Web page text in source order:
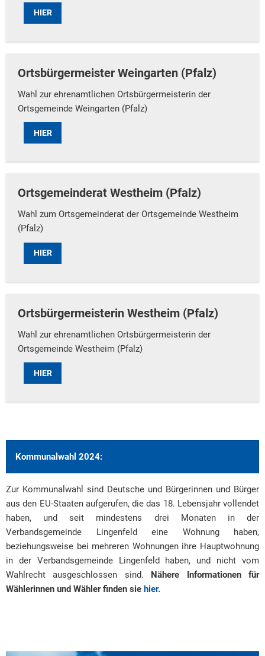
HIER
Ortsbürgermeister Weingarten (Pfalz)
Wahl zur ehrenamtlichen Ortsbürgermeisterin der
Ortsgemeinde Weingarten (Pfalz)
HIER
Ortsgemeinderat Westheim (Pfalz)
Wahl zum Ortsgemeinderat der Ortsgemeinde Westheim
(Pfalz)
HIER
Ortsbürgermeisterin Westheim (Pfalz)
Wahl zur ehrenamtlichen Ortsbürgermeisterin der
Ortsgemeinde Westheim (Pfalz)
HIER
Kommunalwahl 2024:
Zur Kommunalwahl sind Deutsche und Bürgerinnen und Bürger
aus den EU-Staaten aufgerufen, die das 18. Lebensjahr vollendet
haben, und seit mindestens drei Monaten in der
Verbandsgemeinde Lingenfeld eine Wohnung haben,
beziehungsweise bei mehreren Wohnungen ihre Hauptwohnung
in der Verbandsgemeinde Lingenfeld haben, und nicht vom
Wahlrecht ausgeschlossen sind. Nähere Informationen für
Wählerinnen und Wähler finden sie hier.